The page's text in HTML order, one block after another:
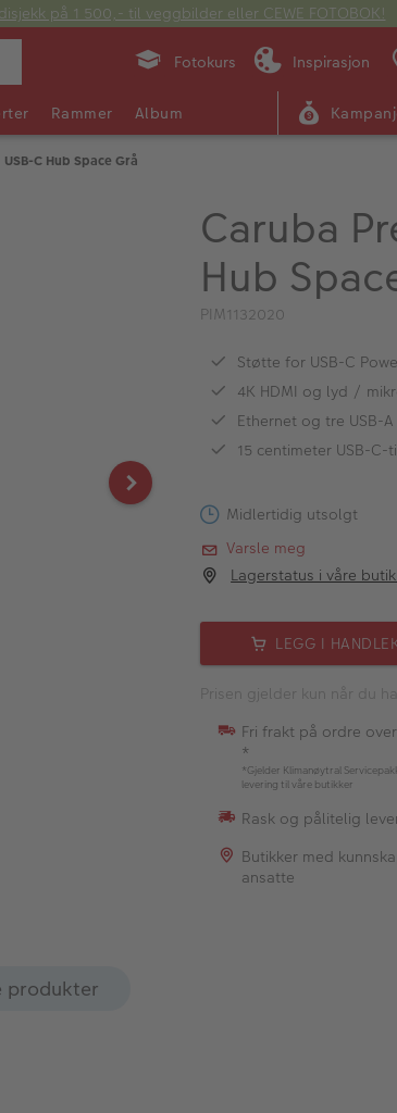
på 1 500,- til veggbilder eller CEWE FOTOBOK!
Fotokurs Inspirasjon
Rammer Album
C Hub Space Grå
Caruba
Hub
PIM1132020
Støtte for USB-C
4K HDMI og lyd /
Ethernet og tre USB-
15 centimeter USB-
Midlertidig utsolgt
Varsle meg
Lagerstatus i våre
LEGG I
Prisen gjelder kun når du
Fri frakt på ordre
*
*Gjelder Klimanøytral
levering til våre butikker
Rask og pålitelig
Butikker med
ansatte
produkter